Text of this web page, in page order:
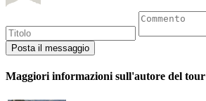
Maggiori informazioni sull'autore del tour